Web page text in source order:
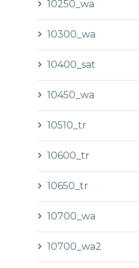
10250_wa
10300_wa
10400_sat
10450_wa
10510_tr
10600_tr
10650_tr
10700_wa
10700_wa2